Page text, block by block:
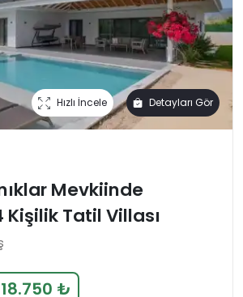
Hızlı İncele Detayları Gör
Mevkiinde
Kişilik Tatil Villası
₺